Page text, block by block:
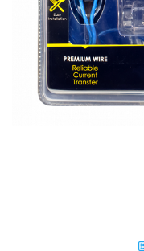
Rame adaptoare
Condensatoare
Adaptoare Hi-Low